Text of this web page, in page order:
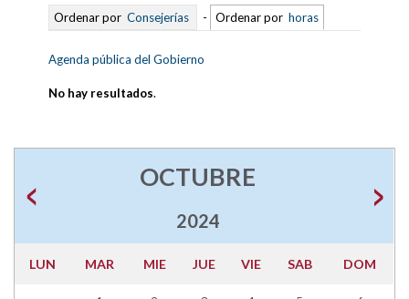
Ordenar por Consejerías - Ordenar por horas
Agenda pública del Gobierno
No hay resultados.
OCTUBRE
2024
LUN MAR MIE JUE VIE SAB DOM